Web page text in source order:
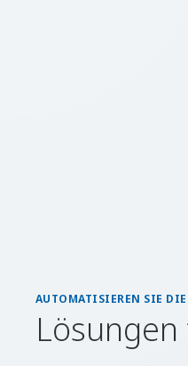
AUTOMATISIEREN SIE